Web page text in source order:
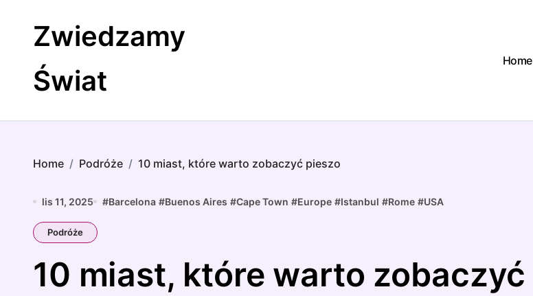
contentZwiedzamy
Świat
Home
Home Podróże 10 miast, które warto zobaczyć pieszo
lis 11, 2025 #Barcelona #Buenos Aires #Cape Town #Europe #Istanbul #Rome #USA
Podróże
10 miast, które warto zobaczyć